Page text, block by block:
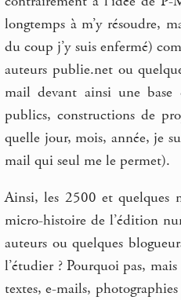
longtemps à m’y résoudre,
du coup j’y suis enfermé)
auteurs publie.net ou
mail devant ainsi une base
publics, constructions de
quelle jour, mois, année, je
mail qui seul me le permet).
Ainsi, les 2500 et quelques
micro-histoire de l’édition
auteurs ou quelques
l’étudier ? Pourquoi pas,
textes, e-mails,